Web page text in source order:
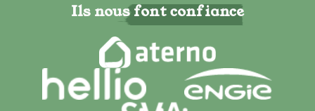
Ils nous font confiance